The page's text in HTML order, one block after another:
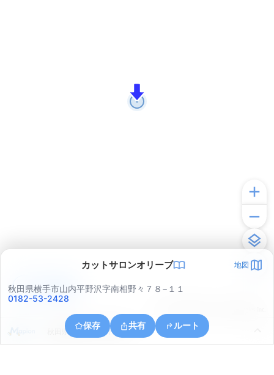
カットサロンオリーブ 地図
秋田県横手市山内平野沢字南相野々７８−１１
0182-53-2428
保存 共有 ルート
秋田県横手市山内平野沢
アプリで見る